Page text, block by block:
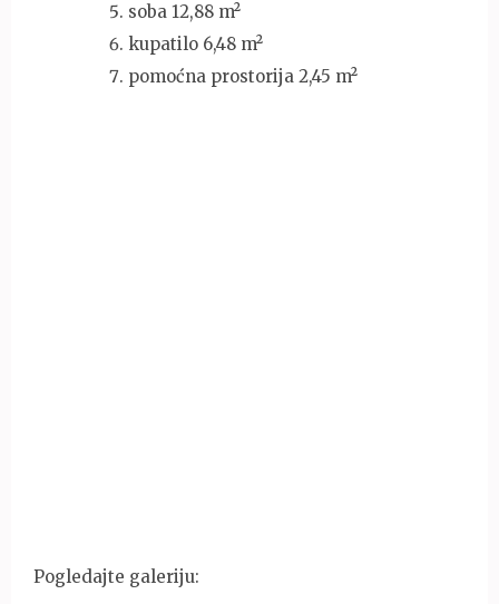
soba 12,88 m²
kupatilo 6,48 m²
pomoćna prostorija 2,45 m²
Pogledajte galeriju: